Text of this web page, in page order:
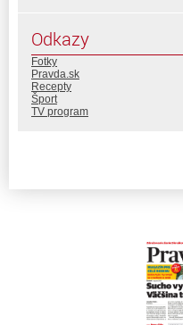
Odkazy
Fotky
Pravda.sk
Recepty
Šport
TV program